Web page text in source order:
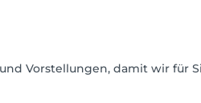
Vorstellungen, damit wir für